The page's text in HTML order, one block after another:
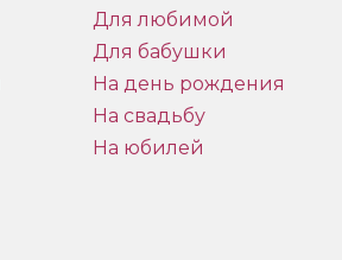
Для любимой
Для бабушки
На день рождения
На свадьбу
На юбилей